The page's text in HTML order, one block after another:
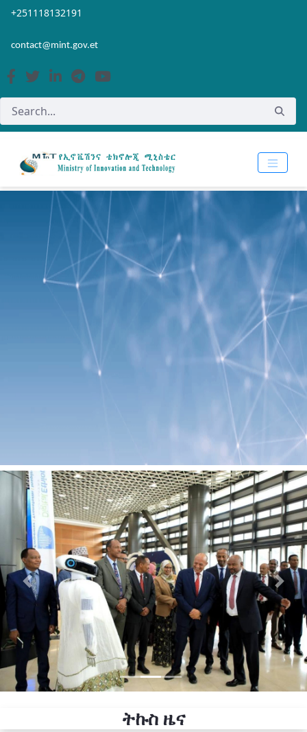
Skip to Main Content
Open Accessibility Menu
+251118132191
contact@mint.gov.et
Previous Next
ትኩስ ዜና